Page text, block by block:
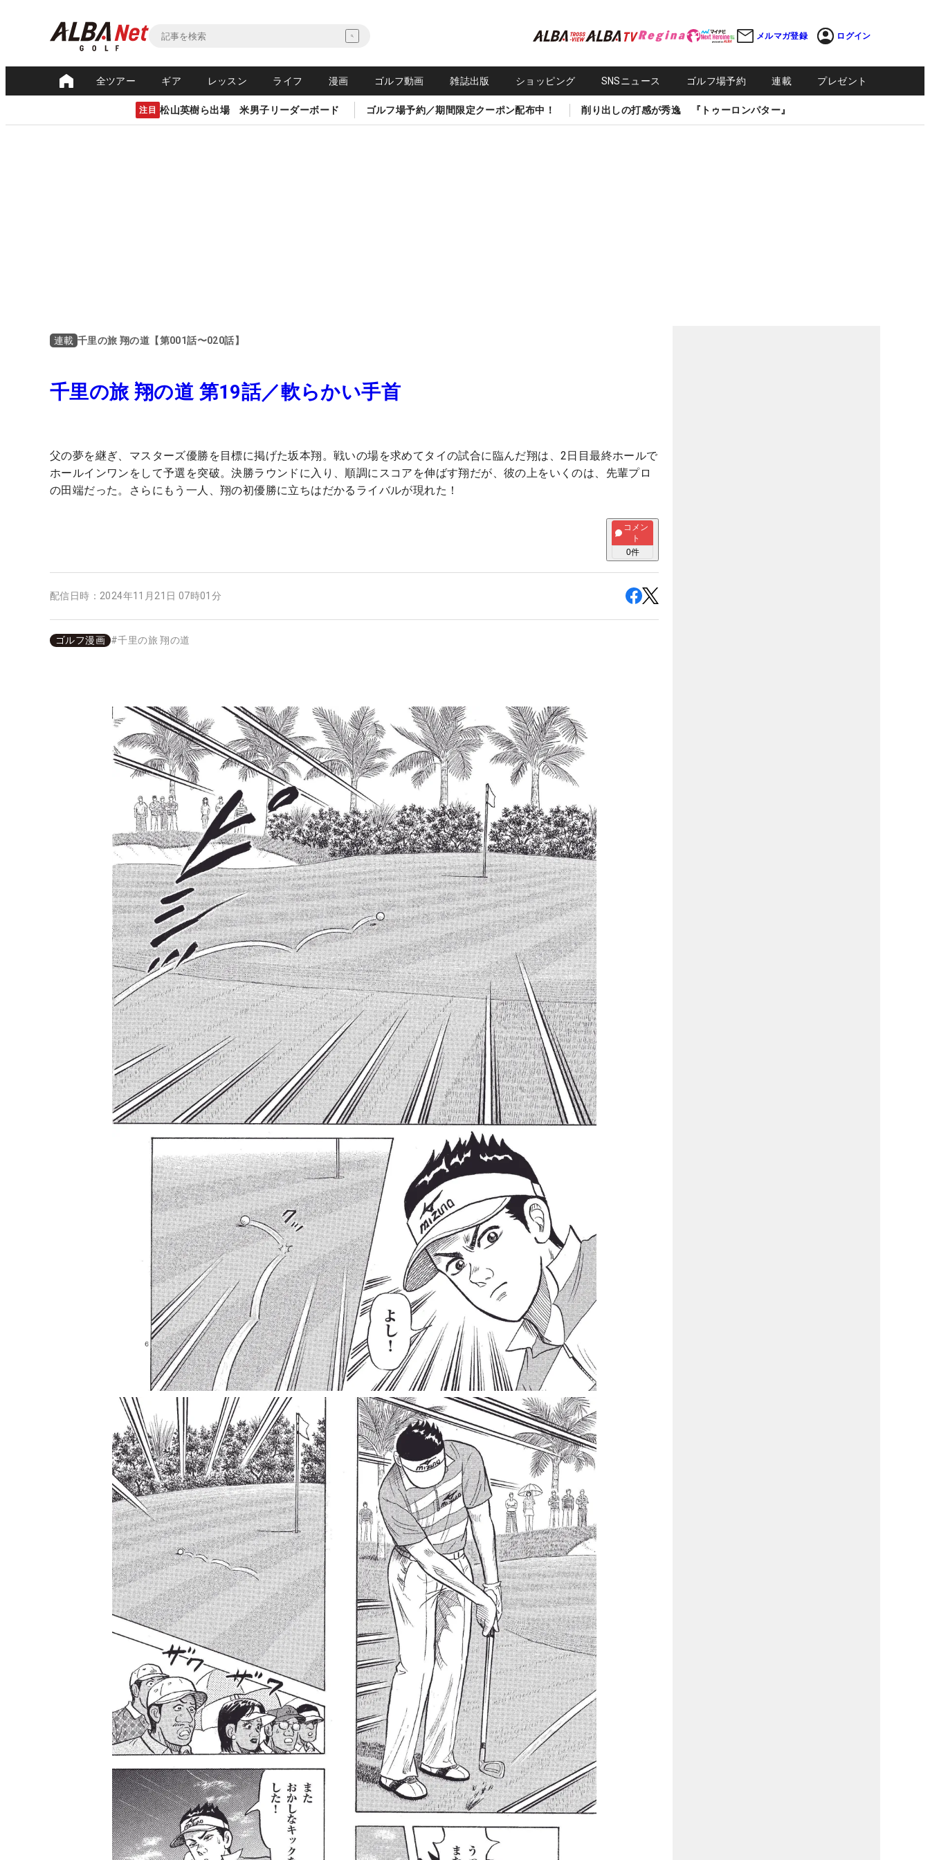
メルマガ登録 ログイン
全ツアー ギア レッスン ライフ 漫画 ゴルフ動画 雑誌出版 ショッピング SNSニュース ゴルフ場予約 連載 プレゼント
注目 松山英樹ら出場 米男子リーダーボード ゴルフ場予約／期間限定クーポン配布中！ 削り出しの打感が秀逸 『トゥーロンパター』
連載 千里の旅 翔の道【第001話〜020話】
千里の旅 翔の道 第19話／軟らかい手首
父の夢を継ぎ、マスターズ優勝を目標に掲げた坂本翔。戦いの場を求めてタイの試合に臨んだ翔は、2日目最終ホールで
ホールインワンをして予選を突破。決勝ラウンドに入り、順調にスコアを伸ばす翔だが、彼の上をいくのは、先輩プロ
の田端だった。さらにもう一人、翔の初優勝に立ちはだかるライバルが現れた！
コメン
ト
0件
配信日時： 2024年11月21日 07時01分
ゴルフ漫画 #千里の旅 翔の道